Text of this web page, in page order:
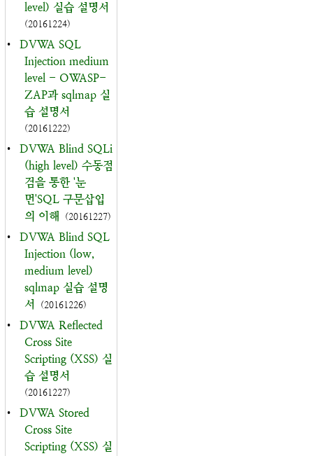
level) 실습 설명서
(20161224)
•
DVWA SQL
Injection medium
level - OWASP-
ZAP과 sqlmap 실
습 설명서
(20161222)
•
DVWA Blind SQLi
(high level) 수동점
검을 통한 '눈
먼'SQL 구문삽입
의 이해
(20161227)
•
DVWA Blind SQL
Injection (low,
medium level)
sqlmap 실습 설명
서
(20161226)
•
DVWA Reflected
Cross Site
Scripting (XSS) 실
습 설명서
(20161227)
•
DVWA Stored
Cross Site
Scripting (XSS) 실